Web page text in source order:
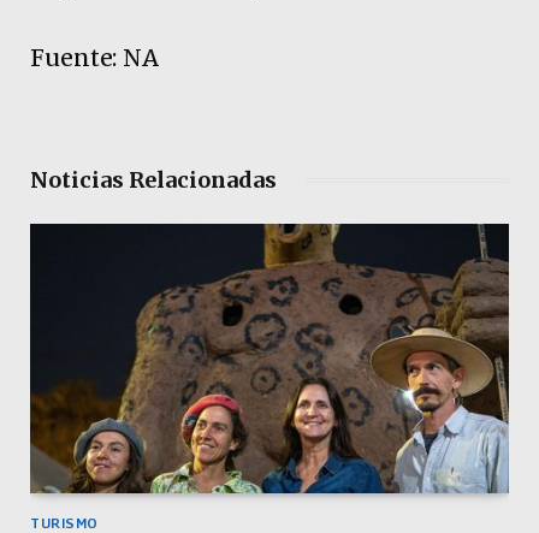
Fuente: NA
Noticias Relacionadas
TURISMO